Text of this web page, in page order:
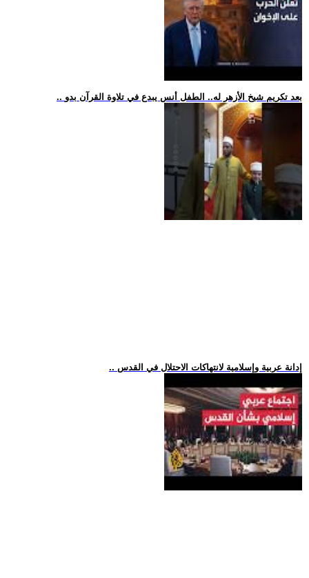
.. بعد تكريم شيخ الأزهر له.. الطفل أنس يبدع في تلاوة القرآن بدو
.. إدانة عربية وإسلامية لانتهاكات الاحتلال في القدس